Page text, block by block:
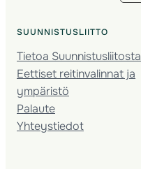
SUUNNISTUSLIITTO
Tietoa Suunnistusliitosta
Eettiset reitinvalinnat ja
ympäristö
Palaute
Yhteystiedot